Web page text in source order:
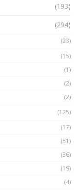
(193)
(294)
(23)
(15)
(1)
(2)
(2)
(125)
(17)
(51)
(36)
(19)
(4)